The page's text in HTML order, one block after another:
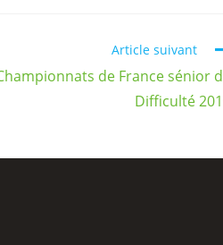
Article suivant
de France sénior
Difficulté